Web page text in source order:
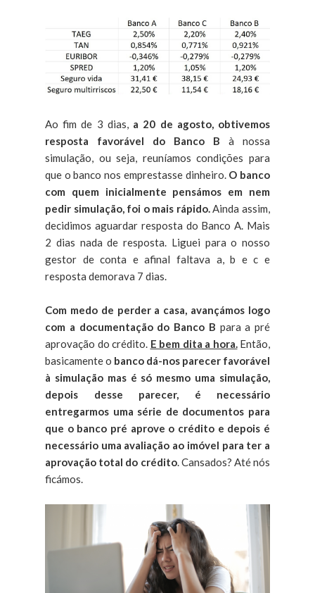
Ao fim de 3 dias, a 20 de agosto, obtivemos
resposta favorável do Banco B à nossa
simulação, ou seja, reuníamos condições para
que o banco nos emprestasse dinheiro. O banco
com quem inicialmente pensámos em nem
pedir simulação, foi o mais rápido.Ainda assim,
decidimos aguardar resposta do Banco A. Mais
2 dias nada de resposta. Liguei para o nosso
gestor de conta e afinal faltava a, b e c e
resposta demorava 7 dias.
Com medo de perder a casa, avançámos logo
com a documentação do Banco B para a pré
aprovação do crédito. E bem dita a hora.Então,
basicamente o banco dá-nos parecer favorável
à simulação mas é só mesmo uma simulação,
depois desse parecer, é necessário
entregarmos uma série de documentos para
que o banco pré aprove o crédito e depois é
necessário uma avaliação ao imóvel para ter a
aprovação total do crédito. Cansados? Até nós
ficámos.